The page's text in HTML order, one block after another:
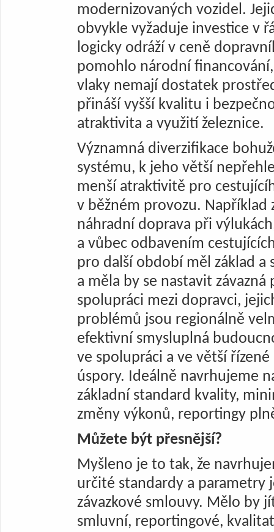
modernizovaných vozidel.
obvykle vyžaduje investice v
logicky odráží v ceně
pomohlo národní
vlaky nemají dostatek
přináší vyšší kvalitu i
atraktivita a využití železnice.
Významná diverzifikace
systému, k jeho větší
menší atraktivitě pro
v běžném provozu.
náhradní doprava při
a vůbec odbavením
pro další období měl základ
a měla by se nastavit
spolupráci mezi dopravci,
problémů jsou regionálně
efektivní smysluplná
ve spolupráci a ve větší
úspory. Ideálně navrhujeme
základní standard kvality,
změny výkonů, reportingy
Můžete být přesnější?
Myšleno je to tak, že
určité standardy a parametry
závazkové smlouvy. Mělo by
smluvní, reportingové,